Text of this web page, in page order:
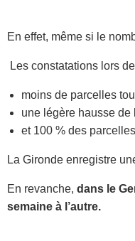
En effet, même si le
Les constatations lors
moins de parcelles
une légère hausse
et 100 % des
La Gironde enregistre
En revanche, dans le
semaine à l’autre.